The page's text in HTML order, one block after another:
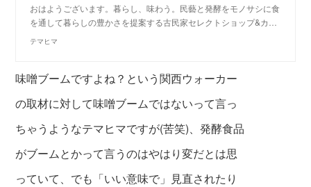
おはようございます。暮らし、味わう。民藝と発酵をモノサシに食
を通して暮らしの豊かさを提案する古民家セレクトショップ&カ…
テマヒマ
味噌ブームですよね？という関西ウォーカー
の取材に対して味噌ブームではないって言っ
ちゃうようなテマヒマですが(苦笑)、発酵食品
がブームとかって言うのはやはり変だとは思
っていて、 でも「いい意味で」見直されたり